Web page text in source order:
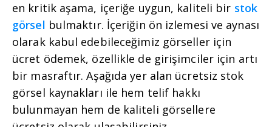
en kritik aşama, içeriğe uygun, kaliteli bir stok
görsel bulmaktır. İçeriğin ön izlemesi ve aynası
olarak kabul edebileceğimiz görseller için
ücret ödemek, özellikle de girişimciler için artı
bir masraftır. Aşağıda yer alan ücretsiz stok
görsel kaynakları ile hem telif hakkı
bulunmayan hem de kaliteli görsellere